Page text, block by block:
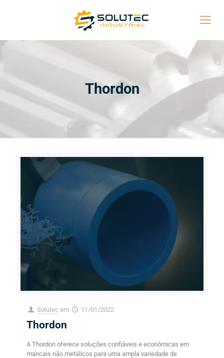
Thordon
Solutec em 11/01/2022
Thordon
A Thordon oferece soluções confiáveis ​​e econômicas em
mancais não metálicos para uma ampla variedade de